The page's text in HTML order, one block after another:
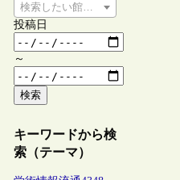
検索したい館種を選択してくださ
投稿日
～
検索
キーワードから検
索（テーマ）